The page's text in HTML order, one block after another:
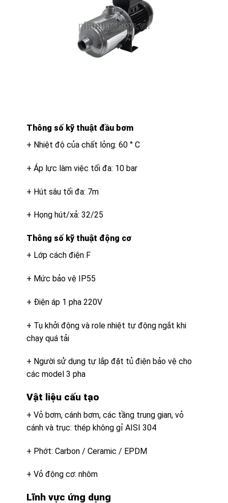
Thông số kỹ thuật đầu bơm
+ Nhiệt độ của chất lỏng: 60 ° C
+ Áp lực làm việc tối đa: 10 bar
+ Hút sâu tối đa: 7m
+ Họng hút/xả: 32/25
Thông số kỹ thuật động cơ
+ Lớp cách điện F
+ Mức bảo vệ IP55
+ Điện áp 1 pha 220V
+ Tụ khởi động và role nhiệt tự động ngắt khi
chạy quá tải
+ Người sử dụng tự lắp đặt tủ điện bảo vệ cho
các model 3 pha
Vật liệu cấu tạo
+ Vỏ bơm, cánh bơm, các tầng trung gian, vỏ
cánh và trục: thép không gỉ AISI 304
+ Phớt: Carbon / Ceramic / EPDM
+ Vỏ động cơ: nhôm
Lĩnh vực ứng dụng